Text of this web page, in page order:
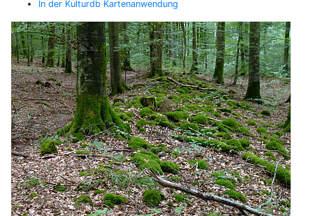
In der Kulturdb Kartenanwendung